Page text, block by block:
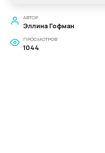
АВТОР
Эллина Гофман
ПРОСМОТРОВ
1044